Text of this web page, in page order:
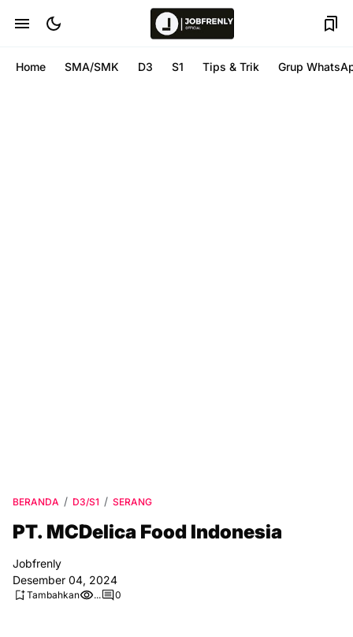
Home SMA/SMK D3 S1 Tips & Trik Grup
BERANDA D3/S1 SERANG
PT. MCDelica Food Indоnеѕіа
Jobfrenly
Desember 04, 2024
Tambahkan ... 0